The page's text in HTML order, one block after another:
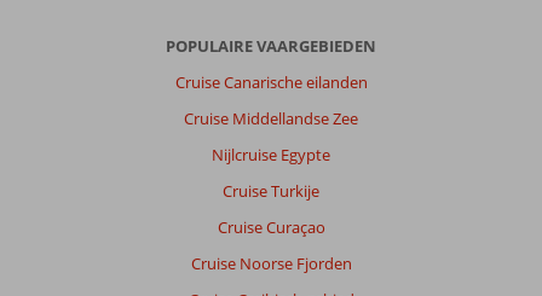
POPULAIRE VAARGEBIEDEN
Cruise Canarische eilanden
Cruise Middellandse Zee
Nijlcruise Egypte
Cruise Turkije
Cruise Curaçao
Cruise Noorse Fjorden